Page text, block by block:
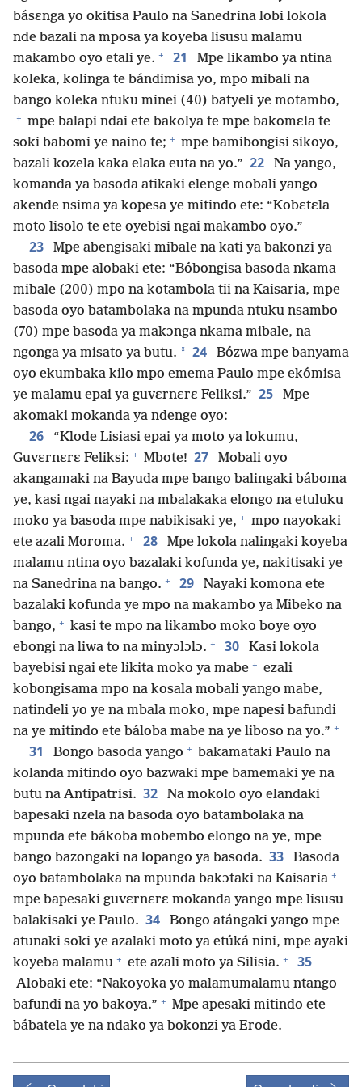
básɛnga yo okitisa Paulo na Sanedrina lobi lokola
nde bazali na mposa ya koyeba lisusu malamu
makambo oyo etali ye. + 21
Mpe likambo ya ntina
koleka, kolinga te bándimisa yo, mpo mibali na
bango koleka ntuku minei (40) batyeli ye motambo,
+ mpe balapi ndai ete bakolya te mpe bakomɛla te
soki babomi ye naino te; + mpe bamibongisi sikoyo,
bazali kozela kaka elaka euta na yo.” 22
Na yango,
komanda ya basoda atikaki elenge mobali yango
akende nsima ya kopesa ye mitindo ete: “Kobɛtɛla
moto lisolo te ete oyebisi ngai makambo oyo.”
23
Mpe abengisaki mibale na kati ya bakonzi ya
basoda mpe alobaki ete: “Bóbongisa basoda nkama
mibale (200) mpo na kotambola tii na Kaisaria, mpe
basoda oyo batambolaka na mpunda ntuku nsambo
(70) mpe basoda ya makɔnga nkama mibale, na
ngonga ya misato ya butu. * 24
Bózwa mpe banyama
oyo ekumbaka kilo mpo emema Paulo mpe ekómisa
ye malamu epai ya guvɛrnɛrɛ Feliksi.” 25
Mpe
akomaki mokanda ya ndenge oyo:
26
“Klode Lisiasi epai ya moto ya lokumu,
Guvɛrnɛrɛ Feliksi: + Mbote! 27
Mobali oyo
akangamaki na Bayuda mpe bango balingaki báboma
ye, kasi ngai nayaki na mbalakaka elongo na etuluku
moko ya basoda mpe nabikisaki ye, + mpo nayokaki
ete azali Moroma. + 28
Mpe lokola nalingaki koyeba
malamu ntina oyo bazalaki kofunda ye, nakitisaki ye
na Sanedrina na bango. + 29
Nayaki komona ete
bazalaki kofunda ye mpo na makambo ya Mibeko na
bango, + kasi te mpo na likambo moko boye oyo
ebongi na liwa to na minyɔlɔlɔ. + 30
Kasi lokola
bayebisi ngai ete likita moko ya mabe + ezali
kobongisama mpo na kosala mobali yango mabe,
natindeli yo ye na mbala moko, mpe napesi bafundi
na ye mitindo ete báloba mabe na ye liboso na yo.” +
31 Bongo basoda yango + bakamataki Paulo na
kolanda mitindo oyo bazwaki mpe bamemaki ye na
butu na Antipatrisi. 32
Na mokolo oyo elandaki
bapesaki nzela na basoda oyo batambolaka na
mpunda ete bákoba mobembo elongo na ye, mpe
bango bazongaki na lopango ya basoda. 33
Basoda
oyo batambolaka na mpunda bakɔtaki na Kaisaria +
mpe bapesaki guvɛrnɛrɛ mokanda yango mpe lisusu
balakisaki ye Paulo. 34
Bongo atángaki yango mpe
atunaki soki ye azalaki moto ya etúká nini, mpe ayaki
koyeba malamu + ete azali moto ya Silisia. + 35
Alobaki ete: “Nakoyoka yo malamumalamu ntango
bafundi na yo bakoya.” + Mpe apesaki mitindo ete
bábatela ye na ndako ya bokonzi ya Erode.